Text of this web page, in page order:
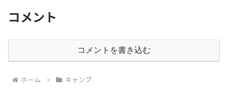
コメント
コメントを書き込む
ホーム キャンプ